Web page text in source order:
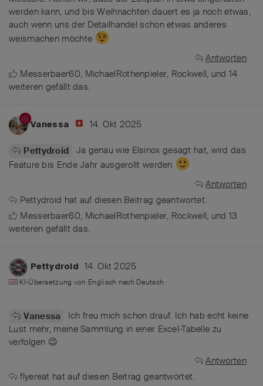
werden kann, und bis Weihnachten dauert es ja noch etwas,
auch wenn uns der Detailhandel schon etwas anderes
weismachen möchte
Antworten
Messerbaer60, MichaelRothenpieler, Rockwell, und14
weiteren gefällt das.
Vanessa 14. Okt 2025
Pettydroid
Ja genau wie Elsinox gesagt hat, wird das
Feature bis Ende Jahr ausgerollt werden
Antworten
Pettydroid hat auf diesen Beitrag geantwortet.
Messerbaer60, MichaelRothenpieler, Rockwell, und13
weiteren gefällt das.
Pettydroid 14. Okt 2025
KI-Übersetzung von Englisch nach Deutsch
Vanessa
Ich freu mich schon drauf. Ich hab echt keine
Lust mehr, meine Sammlung in einer Excel-Tabelle zu
verfolgen 😉
Antworten
flyereat hat auf diesen Beitrag geantwortet.